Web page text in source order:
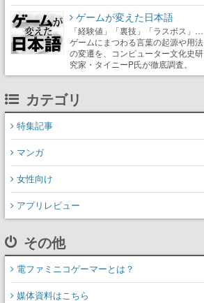
ゲームが変えた日本語
「経験値」「裏技」「ラスボス」…
ゲームにまつわる言葉の起源や用法
の変遷を、コンピューター文化史研
究家・タイニーP氏が徹底調査。
カテゴリ
特集記事
マンガ
女性向け
アプリレビュー
その他
電ファミニコゲーマーとは？
媒体資料はこちら